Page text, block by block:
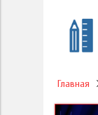
Главная